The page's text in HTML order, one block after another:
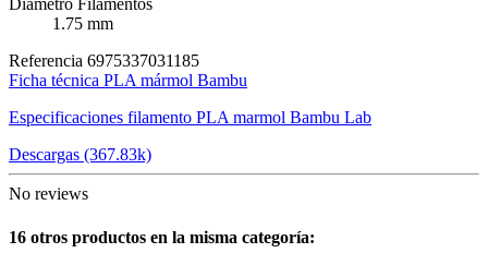
Diámetro Filamentos
1.75 mm
Referencia 6975337031185
Ficha técnica PLA mármol Bambu
Especificaciones filamento PLA marmol Bambu Lab
Descargas (367.83k)
No reviews
16 otros productos en la misma categoría: